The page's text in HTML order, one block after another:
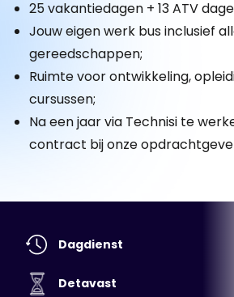
25 vakantiedagen + 13 ATV
Jouw eigen werk bus inclusief
gereedschappen;
Ruimte voor ontwikkeling,
cursussen;
Na een jaar via Technisi te
contract bij onze
Dagdienst
Detavast